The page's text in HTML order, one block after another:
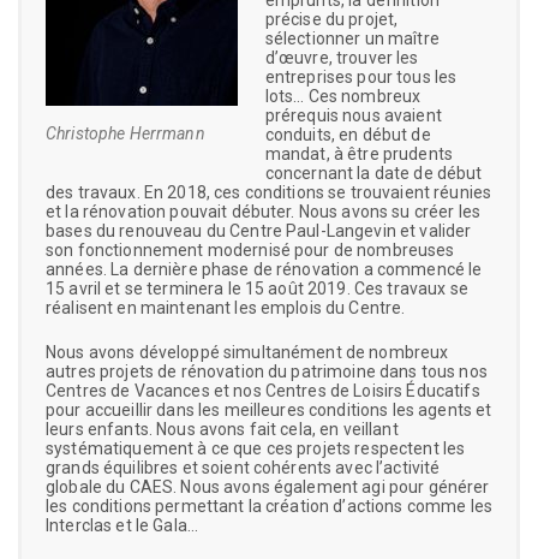
Christophe Herrmann
précise du projet,
sélectionner un maître
d’œuvre, trouver les
entreprises pour tous les
lots… Ces nombreux
prérequis nous avaient
conduits, en début de
mandat, à être prudents
concernant la date de début
des travaux. En 2018, ces conditions se trouvaient réunies
et la rénovation pouvait débuter. Nous avons su créer les
bases du renouveau du Centre Paul-Langevin et valider
son fonctionnement modernisé pour de nombreuses
années. La dernière phase de rénovation a commencé le
15 avril et se terminera le 15 août 2019. Ces travaux se
réalisent en maintenant les emplois du Centre.
Nous avons développé simultanément de nombreux
autres projets de rénovation du patrimoine dans tous nos
Centres de Vacances et nos Centres de Loisirs Éducatifs
pour accueillir dans les meilleures conditions les agents et
leurs enfants. Nous avons fait cela, en veillant
systématiquement à ce que ces projets respectent les
grands équilibres et soient cohérents avec l’activité
globale du CAES. Nous avons également agi pour générer
les conditions permettant la création d’actions comme les
Interclas et le Gala…